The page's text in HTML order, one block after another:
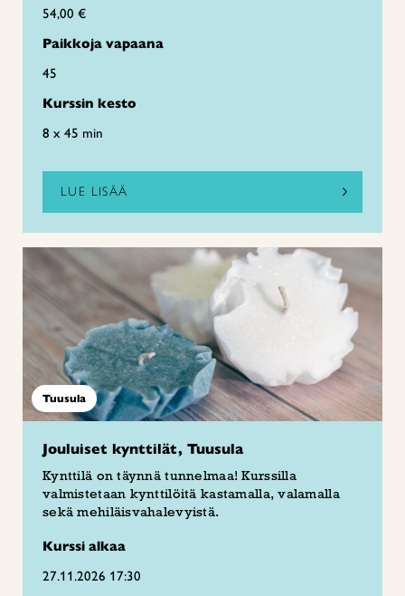
54,00 €
Paikkoja vapaana
45
Kurssin kesto
8 x 45 min
LUE LISÄÄ
Tuusula
Jouluiset kynttilät, Tuusula
Kynttilä on täynnä tunnelmaa! Kurssilla
valmistetaan kynttilöitä kastamalla, valamalla
sekä mehiläisvahalevyistä.
Kurssi alkaa
27.11.2026 17:30